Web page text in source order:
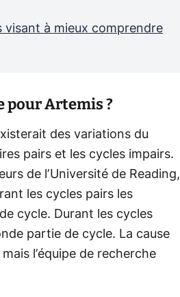
visant à mieux comprendre
pour Artemis ?
des variations du
pairs et les cycles impairs.
de l’Université de Reading,
les cycles pairs les
cycle. Durant les cycles
partie de cycle. La cause
l’équipe de recherche